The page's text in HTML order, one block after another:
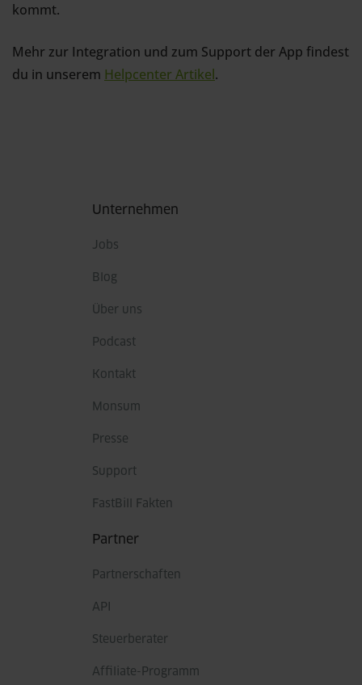
kommt.
Mehr zur Integration und zum Support der App findest
du in unserem Helpcenter Artikel.
Unternehmen
Jobs
Blog
Über uns
Podcast
Kontakt
Monsum
Presse
Support
FastBill Fakten
Partner
Partnerschaften
API
Steuerberater
Affiliate-Programm